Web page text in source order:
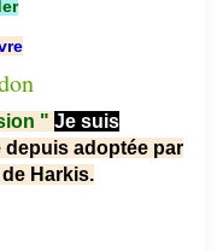
" Je suis
depuis adoptée par
Harkis.